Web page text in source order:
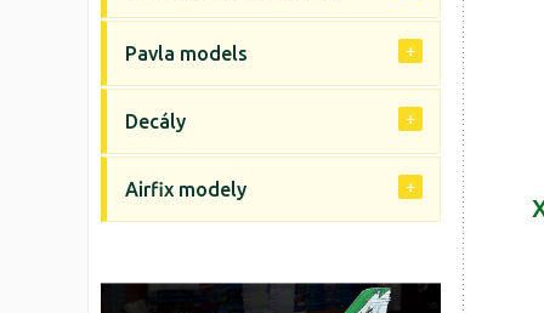
Pavla models
Decály
Airfix modely